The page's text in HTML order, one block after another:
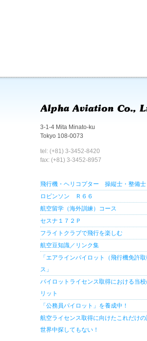
3-1-4 Mita Minato-ku
Tokyo 108-0073
tel: (+81) 3-3452-8420
fax: (+81) 3-3452-8957
飛行機・ヘリコプター 操縦士・整備士
ロビンソン Ｒ６６
航空留学（海外訓練）コース
セスナ１７２Ｐ
フライトクラブで飛行を楽しむ
航空豆知識／リンク集
「エアラインパイロット（飛行機免許
ス」
パイロットライセンス取得における当校
リット
「公務員パイロット」を養成中！
航空ライセンス取得に向けたこれだけ
世界中探してもない！